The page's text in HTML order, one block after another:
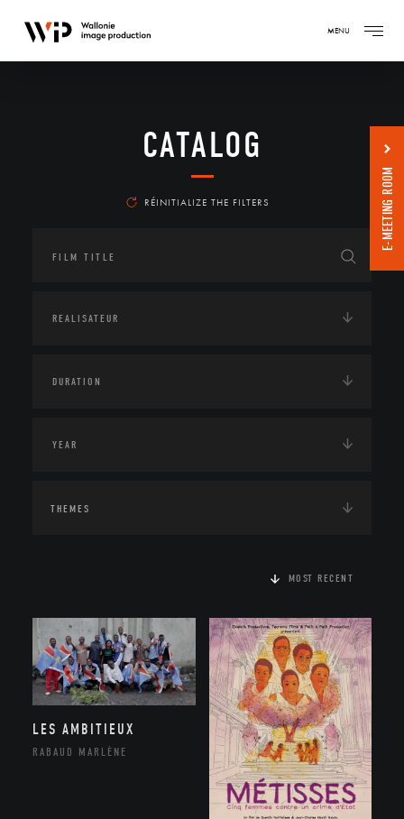
MENU
CATALOG
RÉINITIALIZE THE FILTERS
THEMES
MOST RECENT
LES AMBITIEUX
RABAUD MARLÈNE
E-MEETING ROOM